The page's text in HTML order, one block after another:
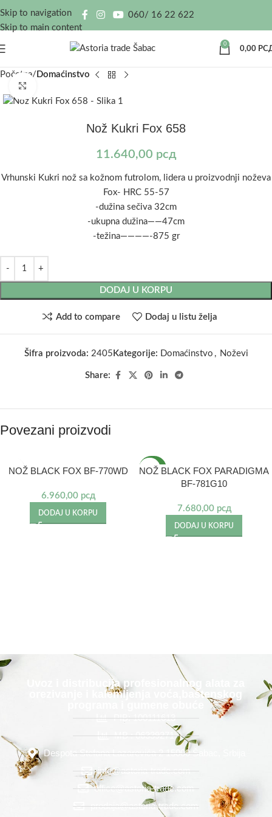
Skip to navigation
Skip to main content
060/ 16 22 622
0
0,00
Početna Domaćinstvo
Nož Kukri Fox 658
11.640,00 рсд
Vrhunski Kukri nož sa kožnom futrolom, lidera u proizvodnji noževa
Fox- HRC 55-57
-dužina sečiva 32cm
-ukupna dužina——47cm
-težina————-875 gr
DODAJ U KORPU
Add to compare Dodaj u listu želja
Šifra proizvoda: 2405 Kategorije: Domaćinstvo , Noževi
Share:
Povezani proizvodi
NOŽ BLACK FOX BF-770WD
6.960,00 рсд
DODAJ U KORPU
NOVO
NOŽ BLACK FOX PARADIGMA
BF-781G10
7.680,00 рсд
DODAJ U KORPU
Uvoz i distribucija profesionalnog alata za
orezivanje i kalemljenja voća,baštenskog
PIB: 100111613
MB : 06339271
Despota Stefana Lazarevića 2 15000 Šabac, Srbija
info@astoria-trade.com
office@astoria-trade.com
prodaja@astoria-trade.com